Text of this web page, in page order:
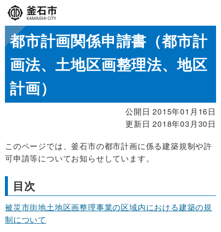
都市計画関係申請書（都市計
画法、土地区画整理法、地区
計画）
公開日 2015年01月16日
更新日 2018年03月30日
このページでは、釜石市の都市計画に係る建築規制や許
可申請等についてお知らせしています。
目次
被災市街地土地区画整理事業の区域内における建築の規
制について